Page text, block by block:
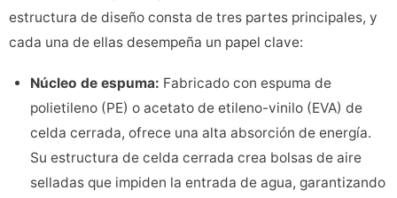
estructura de diseño consta de tres partes principales, y
cada una de ellas desempeña un papel clave:
Núcleo de espuma: Fabricado con espuma de
polietileno (PE) o acetato de etileno-vinilo (EVA) de
celda cerrada, ofrece una alta absorción de energía.
Su estructura de celda cerrada crea bolsas de aire
selladas que impiden la entrada de agua, garantizando